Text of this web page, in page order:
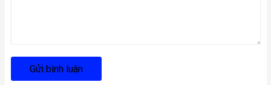
Gửi bình luận